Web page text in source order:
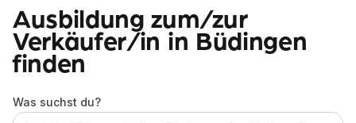
Ausbildung zum/zur
Verkäufer/in in Büdingen
finden
Was suchst du?